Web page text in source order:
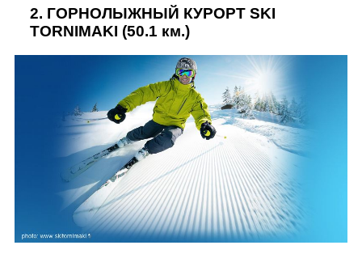
2. ГОРНОЛЫЖНЫЙ КУРОРТ SKI
TORNIMAKI (50.1 км.)